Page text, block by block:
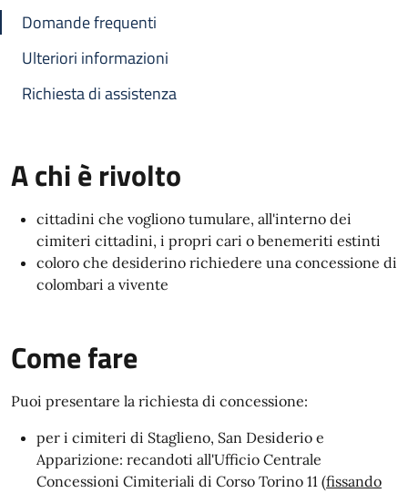
Domande frequenti
Ulteriori informazioni
Richiesta di assistenza
A chi è rivolto
cittadini che vogliono tumulare, all'interno dei
cimiteri cittadini, i propri cari o benemeriti estinti
coloro che desiderino richiedere una concessione di
colombari a vivente
Come fare
Puoi presentare la richiesta di concessione:
per i cimiteri di Staglieno, San Desiderio e
Apparizione: recandoti all'Ufficio Centrale
Concessioni Cimiteriali di Corso Torino 11 (fissando